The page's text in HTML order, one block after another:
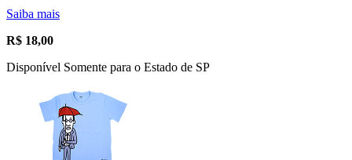
Saiba mais
R$ 18,00
Disponível Somente para o Estado de SP